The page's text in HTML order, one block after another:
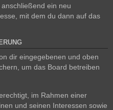
ein neu
mit dem du dann auf das
dir eingegebenen und oben
um das Board betreiben
im Rahmen einer
und seinen Interessen sowie